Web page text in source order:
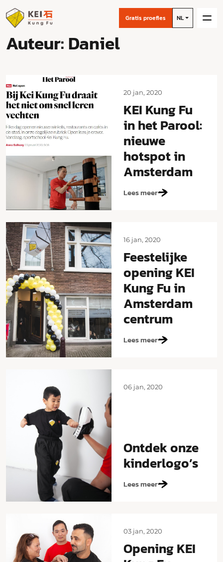
Gratis proefles NL
Auteur:Daniel
20 jan, 2020
KEI Kung Fu
in het Parool:
nieuwe
hotspot in
Amsterdam
Lees meer
16 jan, 2020
Feestelijke
opening KEI
Kung Fu in
Amsterdam
centrum
Lees meer
06 jan, 2020
Ontdek onze
kinderlogo’s
Lees meer
03 jan, 2020
Opening KEI